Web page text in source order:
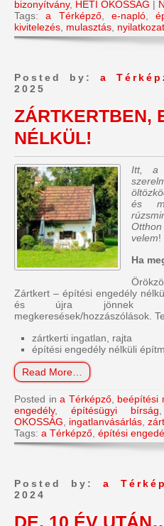
bizonyítvány, HETI OKOSSÁG |
Tags:a Térképző,e-napló ,
kivitelezés mulasztás nyilatkozat
Posted by: a
2025
ZÁRTKERTBEN,
NÉLKÜL!
Itt, a
és
velem!
Ha
Zártkert – építési engedély
és újra jönnek a
megkeresések/hozzászólások.
zártkerti ingatlan, rajta
építési engedély nélküli
Read More…
Posted in a Térképző, beépítési
engedély, építésügyi bírság
OKOSSÁG
ingatlanvásárlás
Tags: a Térképző építési
Posted by: a
2024
DE, 10 ÉV